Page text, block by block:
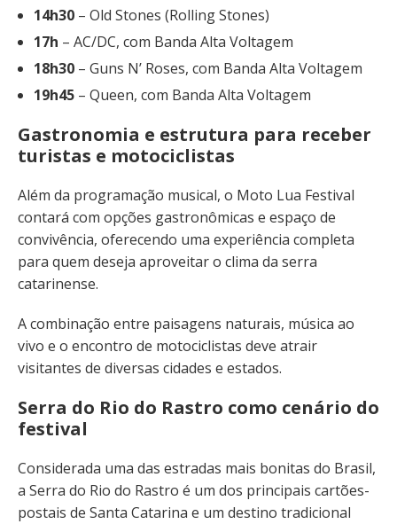
14h30 – Old Stones (Rolling Stones)
17h – AC/DC, com Banda Alta Voltagem
18h30 – Guns N’ Roses, com Banda Alta Voltagem
19h45 – Queen, com Banda Alta Voltagem
Gastronomia e estrutura para receber
turistas e motociclistas
Além da programação musical, o Moto Lua Festival
contará com opções gastronômicas e espaço de
convivência, oferecendo uma experiência completa
para quem deseja aproveitar o clima da serra
catarinense.
A combinação entre paisagens naturais, música ao
vivo e o encontro de motociclistas deve atrair
visitantes de diversas cidades e estados.
Serra do Rio do Rastro como cenário do
festival
Considerada uma das estradas mais bonitas do Brasil,
a Serra do Rio do Rastro é um dos principais cartões-
postais de Santa Catarina e um destino tradicional